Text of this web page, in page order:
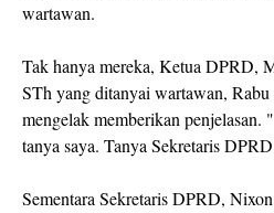
wartawan.
Tak hanya mereka, Ketua DPRD,
STh yang ditanyai wartawan,
mengelak memberikan penjelasan.
tanya saya. Tanya Sekretaris
Sementara Sekretaris DPRD,